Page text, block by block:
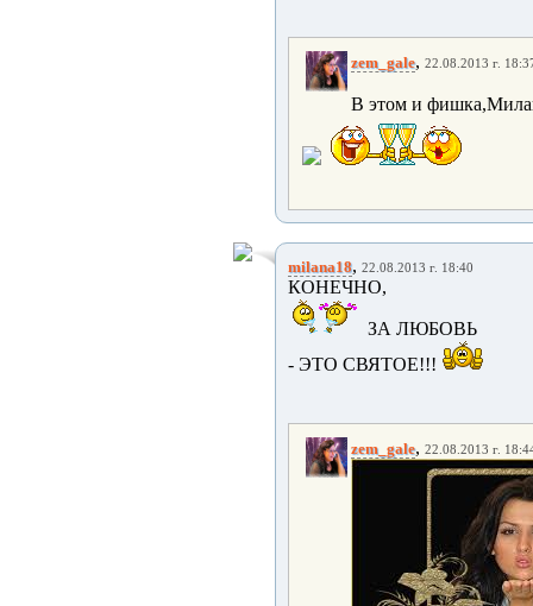
zem_gale, 22.08.2013 г.
В этом и
milana18, 22.08.2013 г. 18:40
КОНЕЧНО,
ЗА ЛЮБОВЬ
- ЭТО СВЯТОЕ!!!
zem_gale, 22.08.2013 г.